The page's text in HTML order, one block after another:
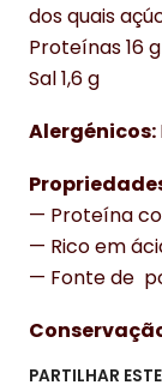
dos quais
Proteínas 16 g
Sal 1,6 g
Alergénicos:
— Proteína
— Rico em
— Fonte de
PARTILHAR